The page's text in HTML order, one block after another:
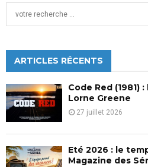
publications
h
f
o
r
:
ARTICLES RÉCENTS
Code Red (1981)
Lorne Greene
27 juillet 2026
Eté 2026 : le
Magazine des